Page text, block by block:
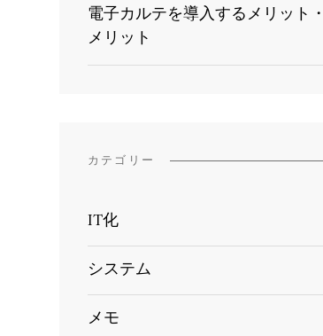
電子カルテを導入するメリット
メリット
カテゴリー
IT化
システム
メモ